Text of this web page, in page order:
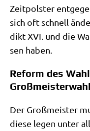
Zeit­pol­ster
sich oft schnell
dikt XVI. und die
sen haben.
Reform des
Der Groß­mei­ster
die­se legen unter